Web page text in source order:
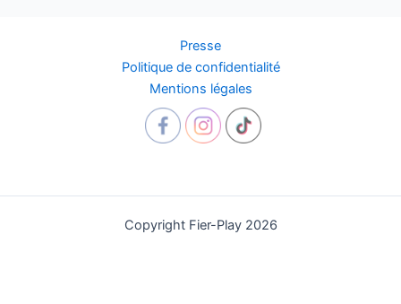
Presse
Politique de confidentialité
Mentions légales
Copyright Fier-Play 2026